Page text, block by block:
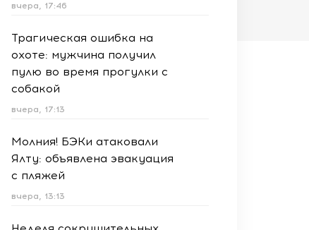
вчера, 17:46
Трагическая ошибка на
охоте: мужчина получил
пулю во время прогулки с
собакой
вчера, 17:13
Молния! БЭКи атаковали
Ялту: объявлена эвакуация
с пляжей
вчера, 13:13